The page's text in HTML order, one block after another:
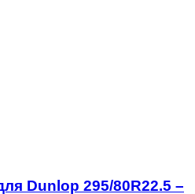
Dunlop 295/80R22.5 –